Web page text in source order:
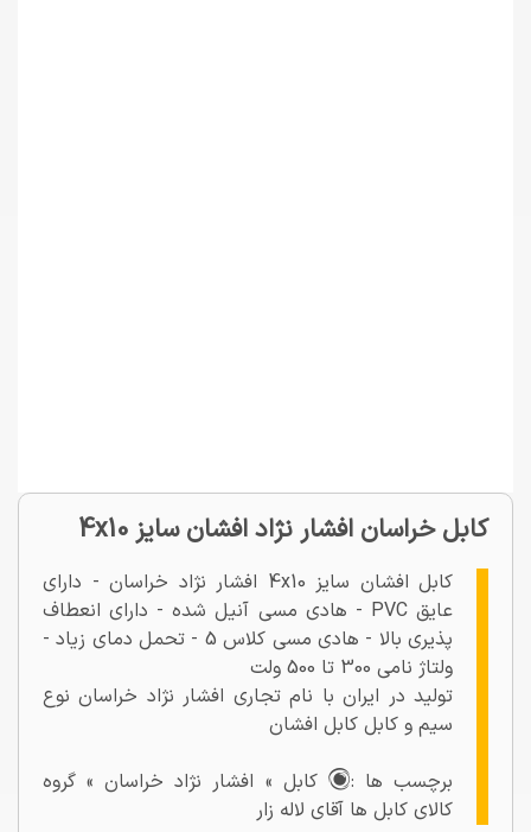
کابل خراسان افشار نژاد افشان سایز 4x10
کابل افشان سایز 4x10 افشار نژاد خراسان - دارای
عایق PVC - هادی مسی آنیل شده - دارای انعطاف
پذیری بالا - هادی مسی کلاس 5 - تحمل دمای زیاد -
ولتاژ نامی 300 تا 500 ولت
تولید در ایران با نام تجاری افشار نژاد خراسان نوع
سیم و کابل کابل افشان
برچسب ها :
کابل » افشار نژاد خراسان » گروه
کالای کابل ها آقای لاله زار